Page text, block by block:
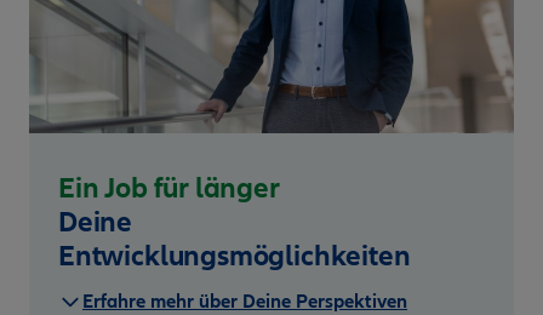
Ein Job für länger
Deine
Entwicklungsmöglichkeiten
Erfahre mehr über Deine Perspektiven